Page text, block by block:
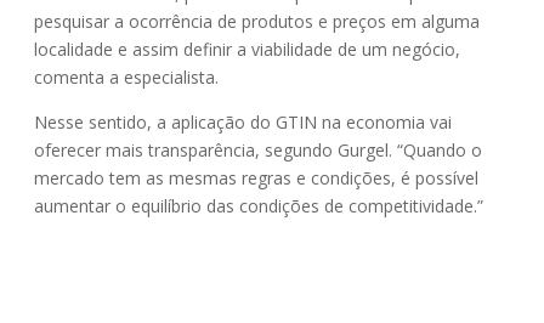
pesquisar a ocorrência de produtos e preços em alguma
localidade e assim definir a viabilidade de um negócio,
comenta a especialista.
Nesse sentido, a aplicação do GTIN na economia vai
oferecer mais transparência, segundo Gurgel. “Quando o
mercado tem as mesmas regras e condições, é possível
aumentar o equilíbrio das condições de competitividade.”